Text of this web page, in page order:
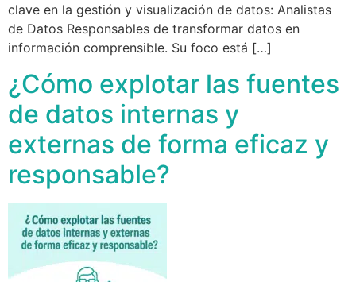
clave en la gestión y visualización de datos: Analistas
de Datos Responsables de transformar datos en
información comprensible. Su foco está […]
¿Cómo explotar las fuentes
de datos internas y
externas de forma eficaz y
responsable?